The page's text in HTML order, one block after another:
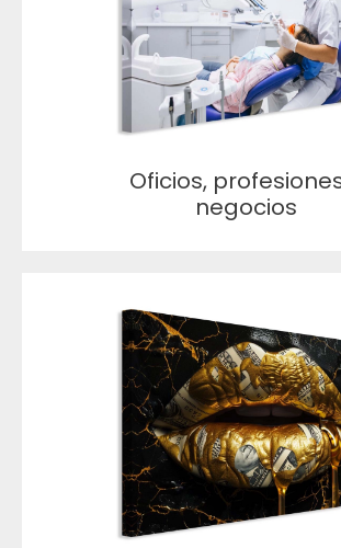
Oficios,
negocios